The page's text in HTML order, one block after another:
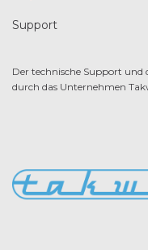
Support
Der technische Support und
durch das Unternehmen